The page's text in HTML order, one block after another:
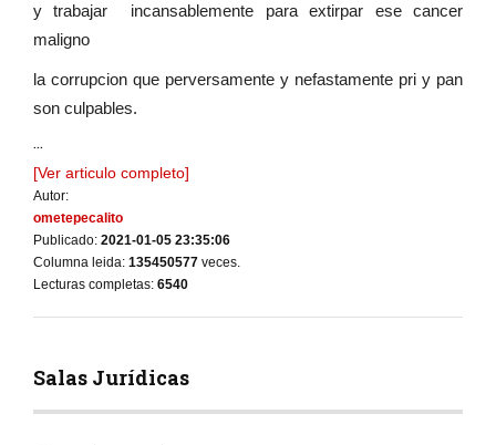
y trabajar incansablemente para extirpar ese cancer
maligno
la corrupcion que perversamente y nefastamente pri y pan
son culpables.
...
[Ver articulo completo]
Autor:
ometepecalito
Publicado: 2021-01-05 23:35:06
Columna leida: 135450577 veces.
Lecturas completas: 6540
Salas Jurídicas